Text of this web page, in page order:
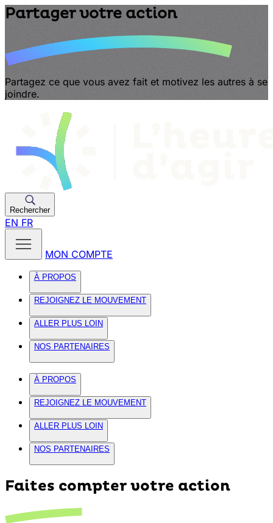
Partager votre action
Partagez ce que vous avez fait et motivez les autres à se
joindre.
Rechercher
EN FR
MON COMPTE
À PROPOS
REJOIGNEZ LE MOUVEMENT
ALLER PLUS LOIN
NOS PARTENAIRES
À PROPOS
REJOIGNEZ LE MOUVEMENT
ALLER PLUS LOIN
NOS PARTENAIRES
Faites compter votre action